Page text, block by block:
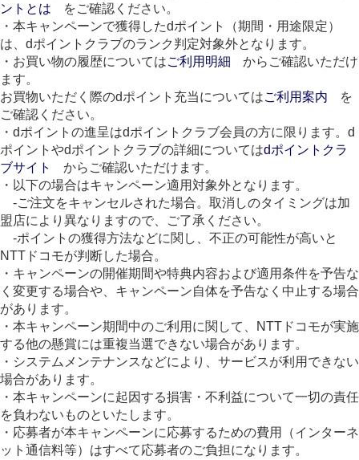
ントとは
をご確認ください。
・本キャンペーンで獲得したdポイント（期間・用途限定）
は、dポイントクラブのランク判定対象外となります。
・お買い物の履歴についてはご利用明細
からご確認いただけ
ます。
お買物いただく際のdポイント充当についてはご利用案内
を
ご確認ください。
・dポイントの進呈はdポイントクラブ会員の方に限ります。d
ポイントやdポイントクラブの詳細についてはdポイントクラ
ブサイト
からご確認いただけます。
・以下の場合はキャンペーン適用対象外となります。
-ご注文をキャンセルされた場合。取消しのタイミングは加
盟店により異なりますので、ご了承ください。
-ポイントの獲得方法などに関し、不正の可能性が高いと
NTTドコモが判断した場合。
・キャンペーンの開催期間や特典内容および適用条件を予告な
く変更する場合や、キャンペーン自体を予告なく中止する場合
があります。
・本キャンペーン期間中のご利用に関して、NTTドコモが実施
する他の懸賞には重複当選できない場合があります。
・システムメンテナンスなどにより、サービスが利用できない
場合があります。
・本キャンペーンに起因する損害・不利益について一切の責任
を負わないものといたします。
・応募者が本キャンペーンに応募するための費用（インターネ
ット通信料等）はすべて応募者のご負担になります。